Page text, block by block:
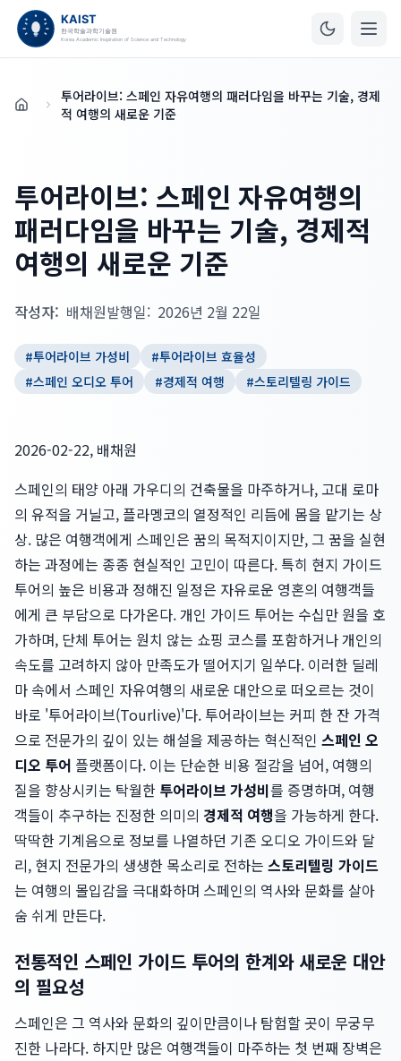
홈
투어라이브: 스페인 자유여행의 패러다임을 바꾸는 기술, 경제
적 여행의 새로운 기준
투어라이브: 스페인 자유여행의
패러다임을 바꾸는 기술, 경제적
여행의 새로운 기준
작성자: 배채원발행일: 2026년 2월 22일
#투어라이브 가성비 #투어라이브 효율성
#스페인 오디오 투어 #경제적 여행 #스토리텔링 가이드
2026-02-22, 배채원
스페인의 태양 아래 가우디의 건축물을 마주하거나, 고대 로마
의 유적을 거닐고, 플라멩코의 열정적인 리듬에 몸을 맡기는 상
상. 많은 여행객에게 스페인은 꿈의 목적지이지만, 그 꿈을 실현
하는 과정에는 종종 현실적인 고민이 따른다. 특히 현지 가이드
투어의 높은 비용과 정해진 일정은 자유로운 영혼의 여행객들
에게 큰 부담으로 다가온다. 개인 가이드 투어는 수십만 원을 호
가하며, 단체 투어는 원치 않는 쇼핑 코스를 포함하거나 개인의
속도를 고려하지 않아 만족도가 떨어지기 일쑤다. 이러한 딜레
마 속에서 스페인 자유여행의 새로운 대안으로 떠오르는 것이
바로 '투어라이브(Tourlive)'다. 투어라이브는 커피 한 잔 가격
으로 전문가의 깊이 있는 해설을 제공하는 혁신적인 스페인 오
디오 투어 플랫폼이다. 이는 단순한 비용 절감을 넘어, 여행의
질을 향상시키는 탁월한 투어라이브 가성비를 증명하며, 여행
객들이 추구하는 진정한 의미의 경제적 여행을 가능하게 한다.
딱딱한 기계음으로 정보를 나열하던 기존 오디오 가이드와 달
리, 현지 전문가의 생생한 목소리로 전하는 스토리텔링 가이드
는 여행의 몰입감을 극대화하며 스페인의 역사와 문화를 살아
숨 쉬게 만든다.
전통적인 스페인 가이드 투어의 한계와 새로운 대안
의 필요성
스페인은 그 역사와 문화의 깊이만큼이나 탐험할 곳이 무궁무
진한 나라다. 하지만 많은 여행객들이 마주하는 첫 번째 장벽은